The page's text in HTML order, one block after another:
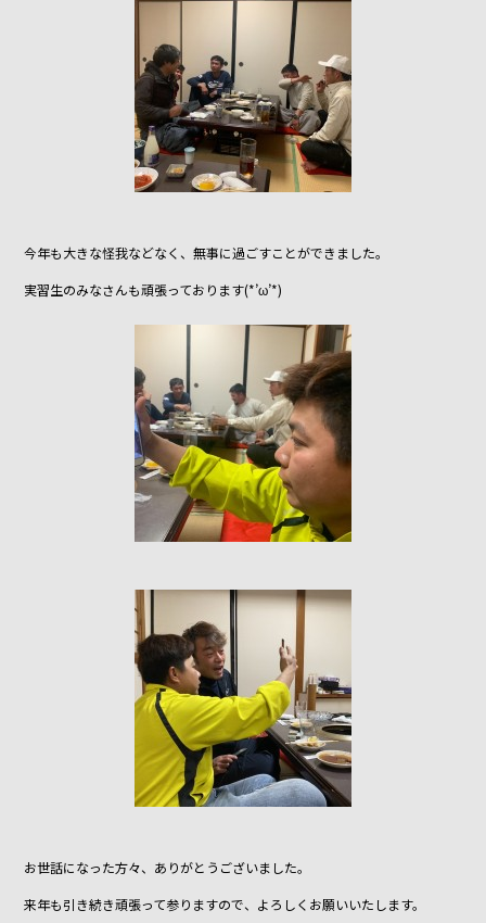
今年も大きな怪我などなく、無事に過ごすことができました。
実習生のみなさんも頑張っております(*’ω’*)
お世話になった方々、ありがとうございました。
来年も引き続き頑張って参りますので、よろしくお願いいたします。